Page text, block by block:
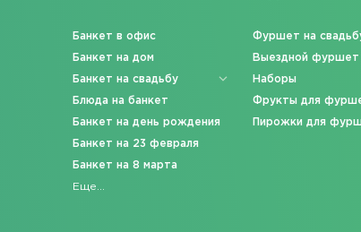
Банкет в офис
Банкет на дом
Банкет на свадьбу
Блюда на банкет
Банкет на день рождения
Банкет на 23 февраля
Банкет на 8 марта
Еще...
Фуршет на
Выездной фуршет
Наборы
Фрукты для
Пирожки для